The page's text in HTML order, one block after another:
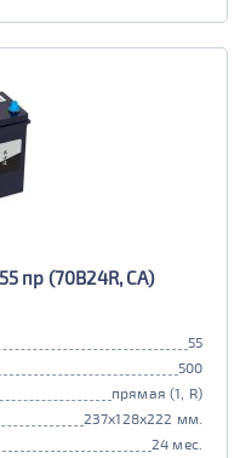
пр (70B24R, CA)
55
500
прямая (1, R)
237x128x222 мм.
24 мес.